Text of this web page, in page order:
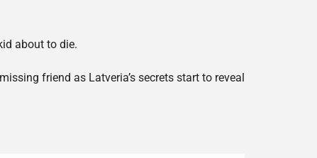
about to die.
friend as Latveria’s secrets start to reveal